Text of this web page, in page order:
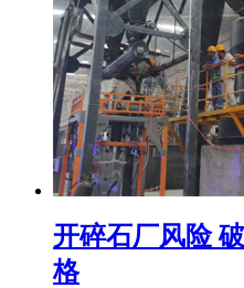
开碎石厂风险
格